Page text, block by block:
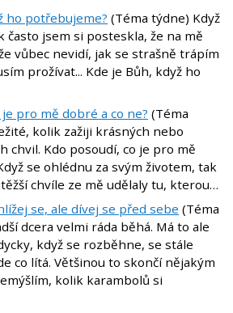
ho potřebujeme? (Téma týdne) Když
často jsem si posteskla, že na mě
vůbec nevidí, jak se strašně trápím
prožívat... Kde je Bůh, když ho
pro mě dobré a co ne? (Téma
kolik zažiji krásných nebo
chvil. Kdo posoudí, co je pro mě
se ohlédnu za svým životem, tak
chvíle ze mě udělaly tu, kterou…
se, ale dívej se před sebe (Téma
dcera velmi ráda běhá. Má to ale
když se rozběhne, se stále
co lítá. Většinou to skončí nějakým
kolik karambolů si